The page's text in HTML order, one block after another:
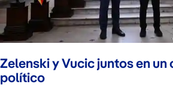
Zelenski y Vucic juntos en
político